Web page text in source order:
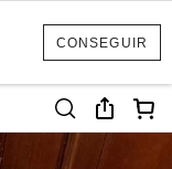
CONSEGUIR